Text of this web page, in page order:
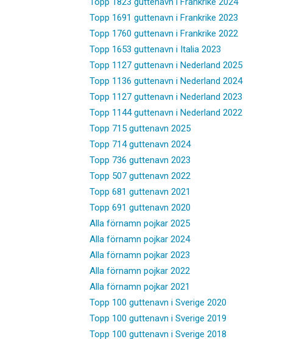
Topp 1691 guttenavn i Frankrike 2023
Topp 1760 guttenavn i Frankrike 2022
Topp 1653 guttenavn i Italia 2023
Topp 1127 guttenavn i Nederland 2025
Topp 1136 guttenavn i Nederland 2024
Topp 1127 guttenavn i Nederland 2023
Topp 1144 guttenavn i Nederland 2022
Topp 715 guttenavn 2025
Topp 714 guttenavn 2024
Topp 736 guttenavn 2023
Topp 507 guttenavn 2022
Topp 681 guttenavn 2021
Topp 691 guttenavn 2020
Alla förnamn pojkar 2025
Alla förnamn pojkar 2024
Alla förnamn pojkar 2023
Alla förnamn pojkar 2022
Alla förnamn pojkar 2021
Topp 100 guttenavn i Sverige 2020
Topp 100 guttenavn i Sverige 2019
Topp 100 guttenavn i Sverige 2018